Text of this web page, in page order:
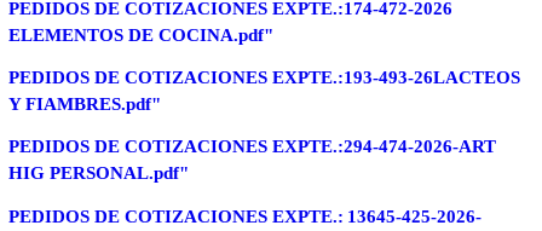
PEDIDOS DE COTIZACIONES EXPTE.:174-472-2026
ELEMENTOS DE COCINA.pdf"
PEDIDOS DE COTIZACIONES EXPTE.:193-493-26LACTEOS
Y FIAMBRES.pdf"
PEDIDOS DE COTIZACIONES EXPTE.:294-474-2026-ART
HIG PERSONAL.pdf"
PEDIDOS DE COTIZACIONES EXPTE.: 13645-425-2026-